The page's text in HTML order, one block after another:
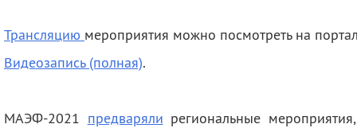
Трансляцию мероприятия можно посмотреть на
Видеозапись (полная).
МАЭФ-2021 предваряли региональные